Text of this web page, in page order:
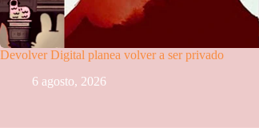
Devolver Digital planea volver a ser privado
6 agosto, 2026